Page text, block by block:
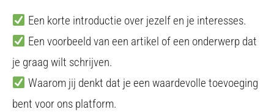
Een korte introductie over jezelf en je interesses.
Een voorbeeld van een artikel of een onderwerp dat
je graag wilt schrijven.
Waarom jij denkt dat je een waardevolle toevoeging
bent voor ons platform.